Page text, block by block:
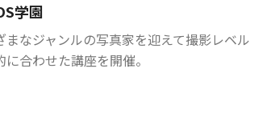
学園
まなジャンルの写真家を迎えて撮影レベル
に合わせた講座を開催。